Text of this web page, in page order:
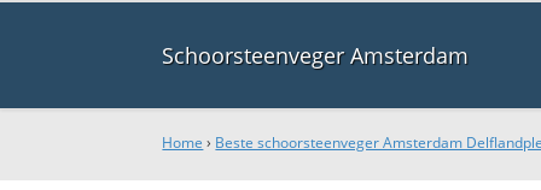
Schoorsteenveger Amsterdam
Home › Beste schoorsteenveger Amsterdam